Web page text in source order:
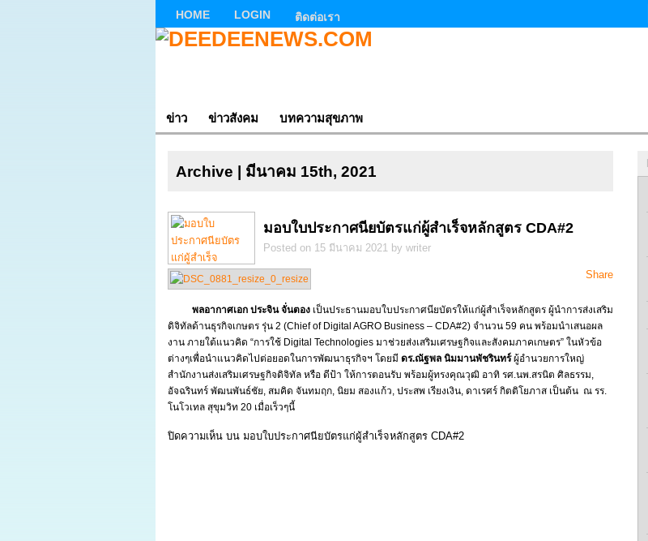
HOME LOGIN ติดต่อเรา
ข่าว ข่าวสังคม บทความสุขภาพ
Archive | มีนาคม 15th, 2021
มอบใบประกาศนียบัตรแก่ผู้สำเร็จหลักสูตร CDA#2
Posted on 15 มีนาคม 2021 by writer
Share
พลอากาศเอก ประจิน จั่นตอง เป็นประธานมอบใบประกาศนียบัตรให้แก่ผู้สำเร็จหลักสูตร ผู้นำการส่งเสริม
ดิจิทัลด้านธุรกิจเกษตร รุ่น 2 (Chief of Digital AGRO Business – CDA#2) จำนวน 59 คน พร้อมนำเสนอผล
งาน ภายใต้แนวคิด “การใช้ Digital Technologies มาช่วยส่งเสริมเศรษฐกิจและสังคมภาคเกษตร” ในหัวข้อ
ต่างๆเพื่อนำแนวคิดไปต่อยอดในการพัฒนาธุรกิจฯ โดยมี ดร.ณัฐพล นิมมานพัชรินทร์ผู้อำนวยการใหญ่
สำนักงานส่งเสริมเศรษฐกิจดิจิทัล หรือ ดีป้า ให้การตอนรับ พร้อมผู้ทรงคุณวุฒิ อาทิ รศ.นพ.สรนิต ศิลธรรม,
อัจฉรินทร์ พัฒนพันธ์ชัย, สมคิด จันทมฤก, นิยม สองแก้ว, ประสพ เรียงเงิน, ดาเรศร์ กิตติโยภาส เป็นต้น ณ รร.
โนโวเทล สุขุมวิท 20 เมื่อเร็วๆนี้
ปิดความเห็น บน มอบใบประกาศนียบัตรแก่ผู้สำเร็จหลักสูตร CDA#2